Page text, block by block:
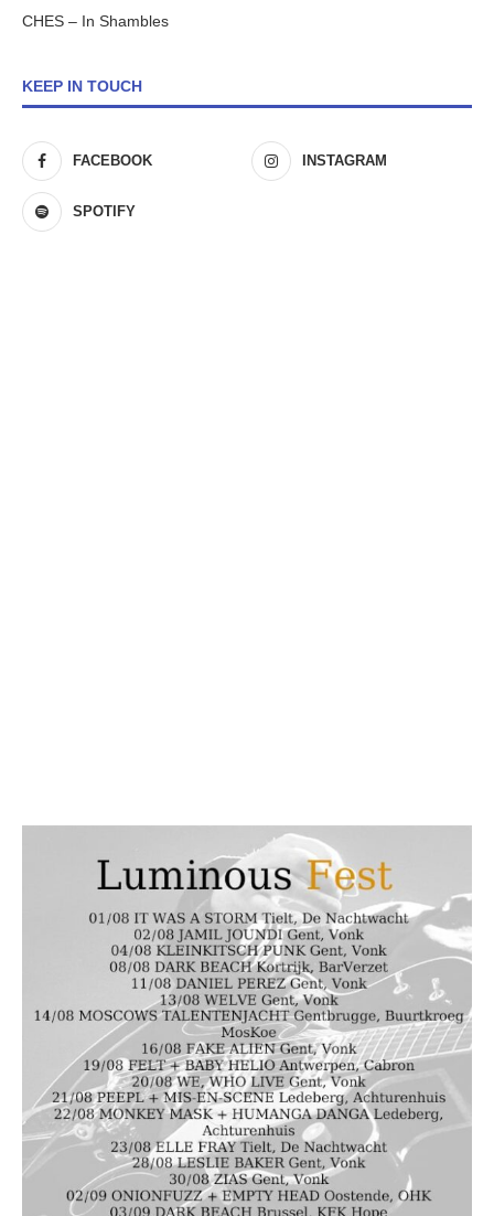
CHES – In Shambles
KEEP IN TOUCH
FACEBOOK INSTAGRAM
SPOTIFY